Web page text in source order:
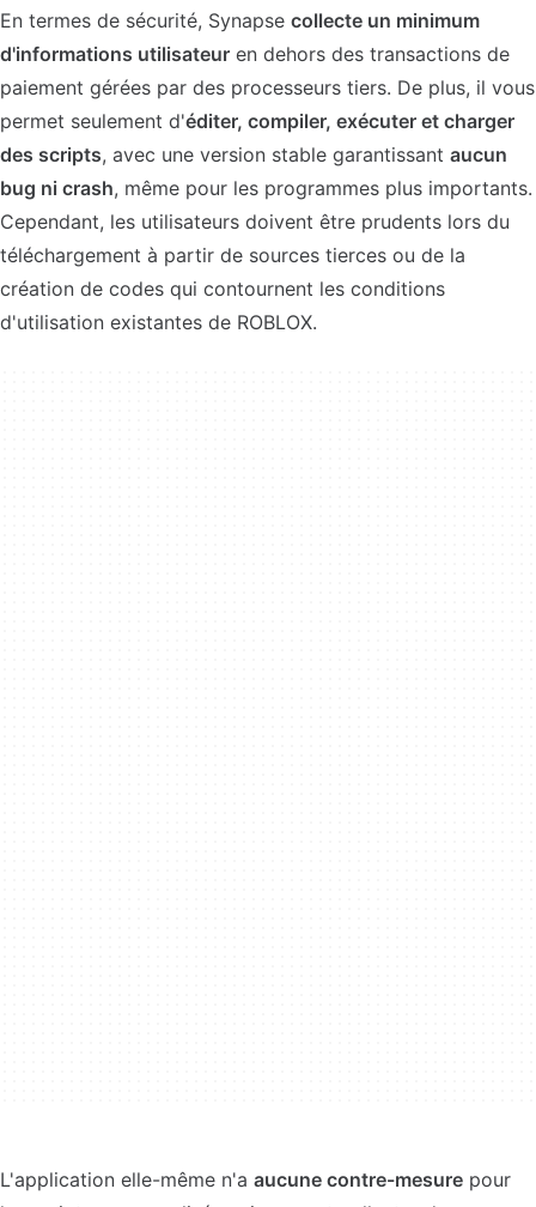
En termes de sécurité, Synapse collecte un minimum
d'informations utilisateur en dehors des transactions de
paiement gérées par des processeurs tiers. De plus, il vous
permet seulement d'éditer, compiler, exécuter et charger
des scripts, avec une version stable garantissant aucun
bug ni crash, même pour les programmes plus importants.
Cependant, les utilisateurs doivent être prudents lors du
téléchargement à partir de sources tierces ou de la
création de codes qui contournent les conditions
d'utilisation existantes de ROBLOX.
L'application elle-même n'a aucune contre-mesure pour